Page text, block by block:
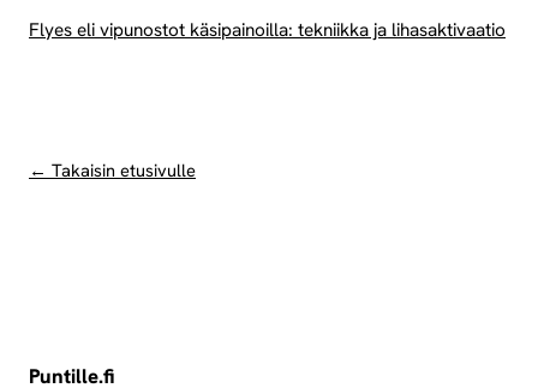
Flyes eli vipunostot käsipainoilla: tekniikka ja lihasaktivaatio
← Takaisin etusivulle
Puntille.fi